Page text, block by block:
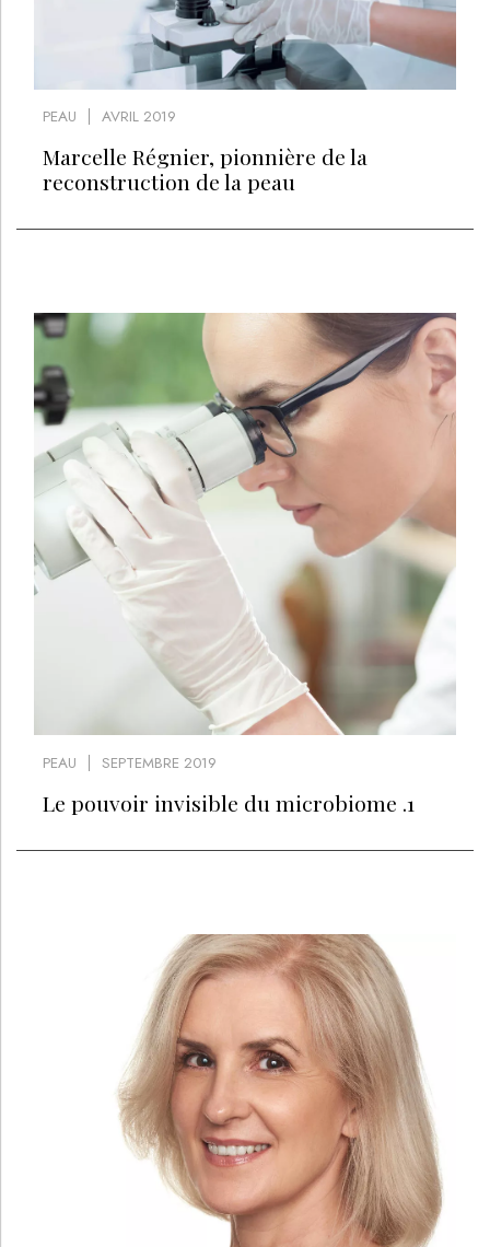
PEAU AVRIL 2019
Marcelle Régnier, pionnière de la
reconstruction de la peau
PEAU SEPTEMBRE 2019
Le pouvoir invisible du microbiome .1